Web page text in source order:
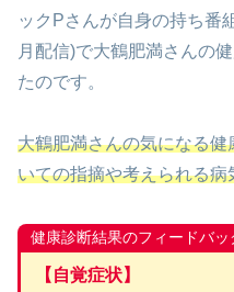
ックPさんが自身の持ち番
月配信)で大鶴肥満さんの
たのです。
大鶴肥満さんの気になる
いての指摘や考えられる
健康診断結果のフィードバッ
【自覚症状】